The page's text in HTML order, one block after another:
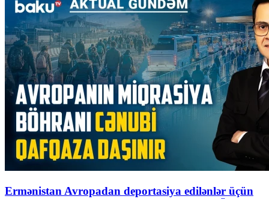
Ermənistan Avropadan deportasiya edilənlər üçün